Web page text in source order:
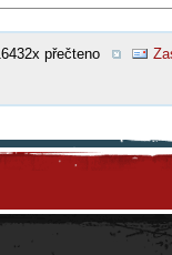
přečteno